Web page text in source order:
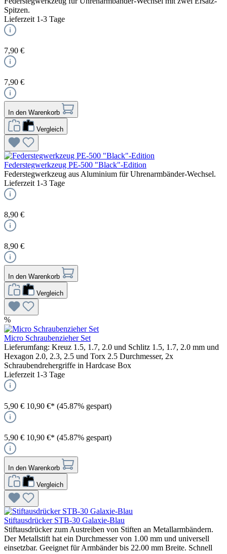
Spitzen.
Lieferzeit 1-3 Tage
7,90 €
7,90 €
In den Warenkorb
Vergleich
Federstegwerkzeug PE-500 "Black"-Edition
Federstegwerkzeug aus Aluminium für Uhrenarmbänder-Wechsel.
Lieferzeit 1-3 Tage
8,90 €
8,90 €
In den Warenkorb
Vergleich
%
Micro Schraubenzieher Set
Lieferumfang: Kreuz 1.5, 1.7, 2.0 und Schlitz 1.5, 1.7, 2.0 mm und
Hexagon 2.0, 2.3, 2.5 und Torx 2.5 Durchmesser, 2x
Schraubendrehergriffe in Hardcase Box
Lieferzeit 1-3 Tage
5,90 € 10,90 €* (45.87% gespart)
5,90 € 10,90 €* (45.87% gespart)
In den Warenkorb
Vergleich
Stiftausdrücker STB-30 Galaxie-Blau
Stiftausdrücker zum Austreiben von Stiften an Metallarmbändern.
Der Metallstift hat ein Durchmesser von 1.00 mm und universell
einsetzbar. Geeignet für Armbänder bis 22.00 mm Breite. Schnell